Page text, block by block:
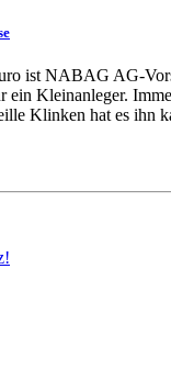
ist NABAG AG-
ein Kleinanleger.
Klinken hat es ihn